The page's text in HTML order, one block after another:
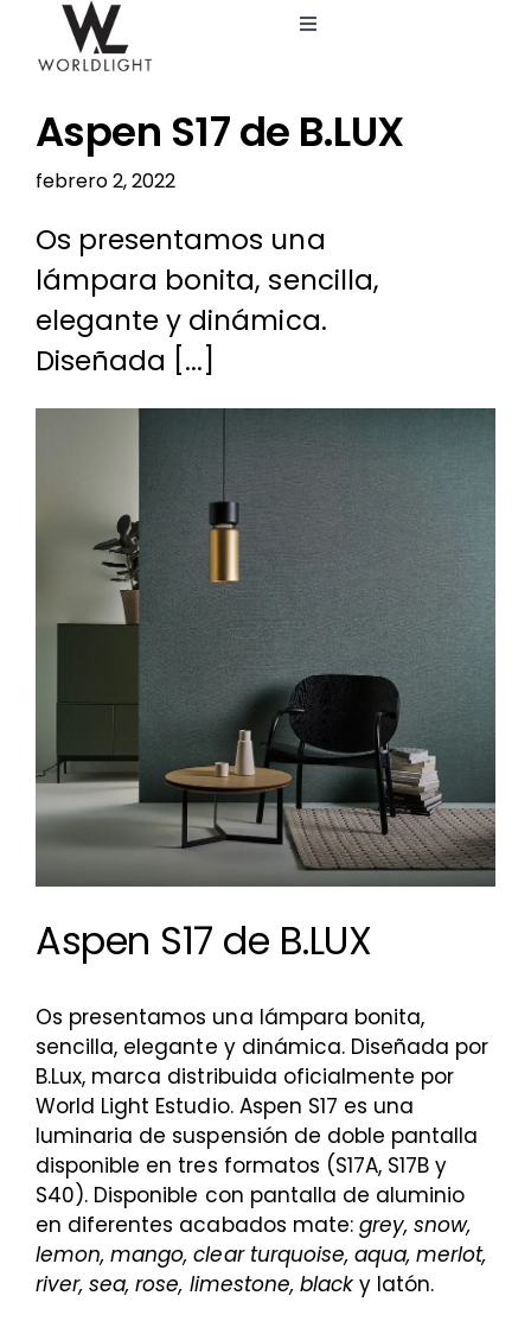
contenido
Toggle
Servicios
Catálogo
Blog
Aspen S17 de B.LUX
febrero 2, 2022
Os presentamos una
lámpara bonita, sencilla,
elegante y dinámica.
Diseñada [...]
Aspen S17 de B.LUX
Os presentamos una lámpara bonita,
sencilla, elegante y dinámica. Diseñada por
B.Lux, marca distribuida oficialmente por
World Light Estudio. Aspen S17 es una
luminaria de suspensión de doble pantalla
disponible en tres formatos (S17A, S17B y
S40). Disponible con pantalla de aluminio
en diferentes acabados mate: grey, snow,
lemon, mango, clear turquoise, aqua, merlot,
river, sea, rose, limestone, black y latón.